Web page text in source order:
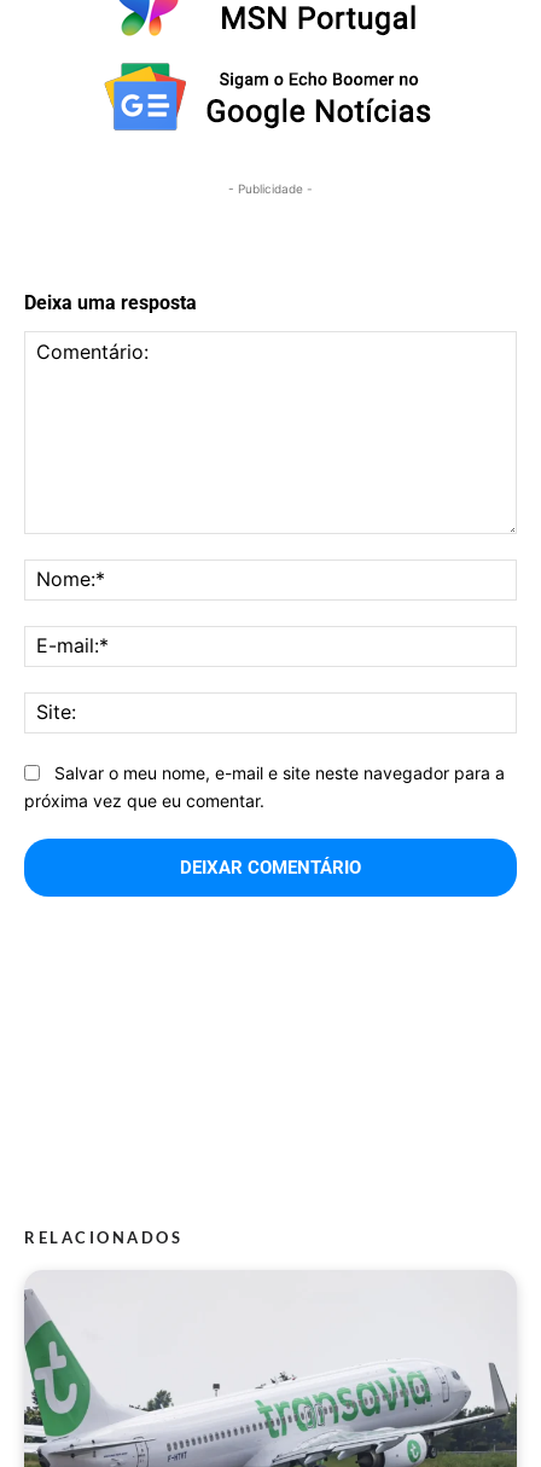
- Publicidade -
Deixa uma resposta
Salvar o meu nome, e-mail e site neste navegador para a
próxima vez que eu comentar.
RELACIONADOS